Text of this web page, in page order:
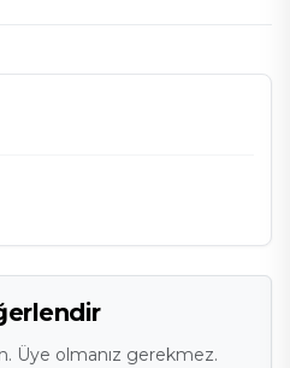
Üye olmanız gerekmez.